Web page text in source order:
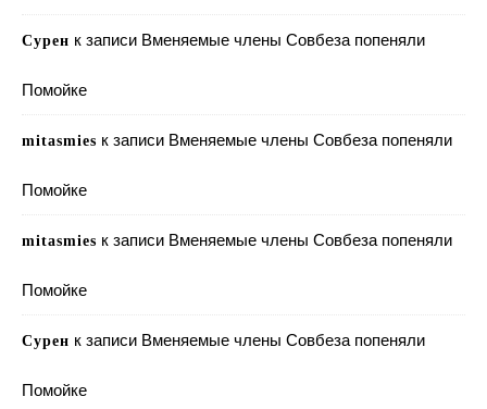
Сурен к записи Вменяемые члены Совбеза попеняли
Помойке
mitasmies к записи Вменяемые члены Совбеза попеняли
Помойке
mitasmies к записи Вменяемые члены Совбеза попеняли
Помойке
Сурен к записи Вменяемые члены Совбеза попеняли
Помойке